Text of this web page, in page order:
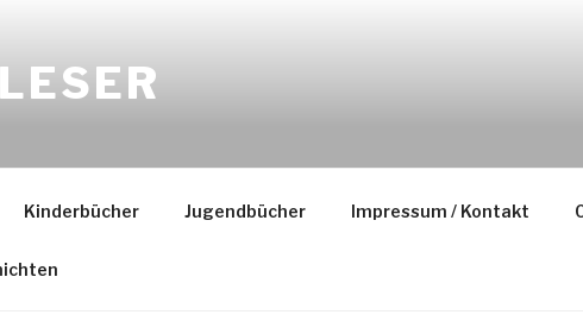
Kinderbücher Jugendbücher Impressum / Kontakt